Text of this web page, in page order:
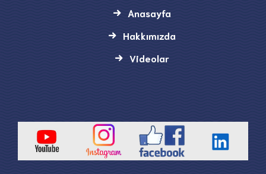
Anasayfa
Hakkımızda
Videolar